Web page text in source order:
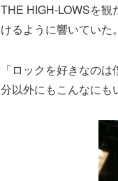
THE HIGH-LOWSを
けるように響いていた
「ロックを好きなの
分以外にもこんなにも